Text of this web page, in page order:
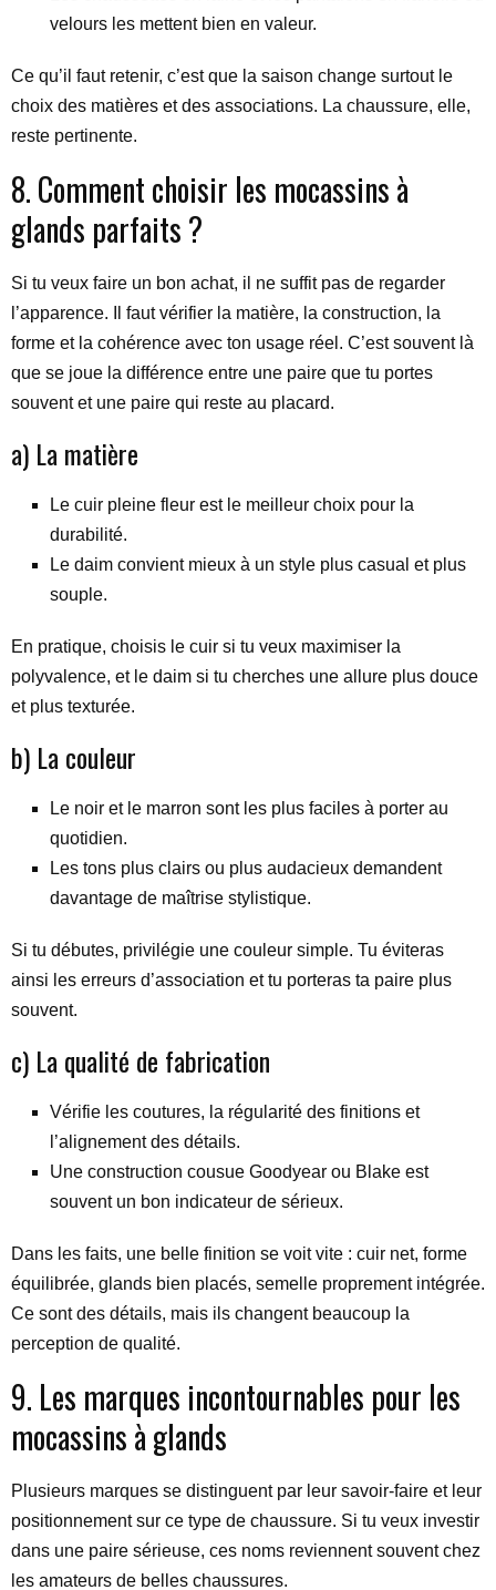
velours les mettent bien en valeur.
Ce qu’il faut retenir, c’est que la saison change surtout le
choix des matières et des associations. La chaussure, elle,
reste pertinente.
8. Comment choisir les mocassins à
glands parfaits ?
Si tu veux faire un bon achat, il ne suffit pas de regarder
l’apparence. Il faut vérifier la matière, la construction, la
forme et la cohérence avec ton usage réel. C’est souvent là
que se joue la différence entre une paire que tu portes
souvent et une paire qui reste au placard.
a) La matière
Le cuir pleine fleur est le meilleur choix pour la
durabilité.
Le daim convient mieux à un style plus casual et plus
souple.
En pratique, choisis le cuir si tu veux maximiser la
polyvalence, et le daim si tu cherches une allure plus douce
et plus texturée.
b) La couleur
Le noir et le marron sont les plus faciles à porter au
quotidien.
Les tons plus clairs ou plus audacieux demandent
davantage de maîtrise stylistique.
Si tu débutes, privilégie une couleur simple. Tu éviteras
ainsi les erreurs d’association et tu porteras ta paire plus
souvent.
c) La qualité de fabrication
Vérifie les coutures, la régularité des finitions et
l’alignement des détails.
Une construction cousue Goodyear ou Blake est
souvent un bon indicateur de sérieux.
Dans les faits, une belle finition se voit vite : cuir net, forme
équilibrée, glands bien placés, semelle proprement intégrée.
Ce sont des détails, mais ils changent beaucoup la
perception de qualité.
9. Les marques incontournables pour les
mocassins à glands
Plusieurs marques se distinguent par leur savoir-faire et leur
positionnement sur ce type de chaussure. Si tu veux investir
dans une paire sérieuse, ces noms reviennent souvent chez
les amateurs de belles chaussures.